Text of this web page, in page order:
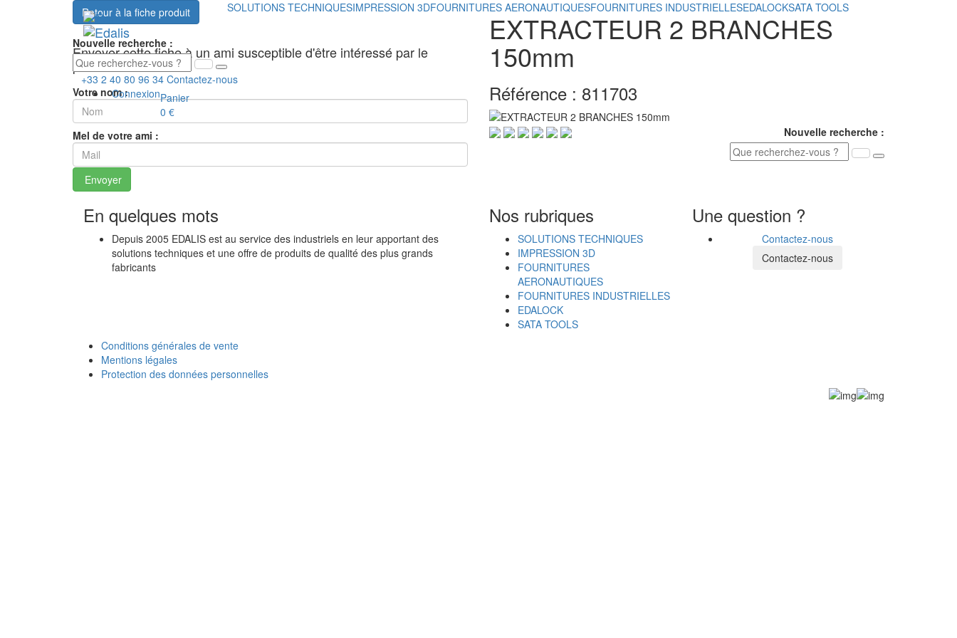
Nouvelle recherche :
+33 2 40 80 96 34 Contactez-nous
ConnexionPanier
0 €
SOLUTIONS TECHNIQUESIMPRESSION 3DFOURNITURES AERONAUTIQUESFOURNITURES INDUSTRIELLESEDALOCKSATA TOOLS
Nouvelle recherche :
Retour à la fiche produit
Envoyer cette fiche à un ami susceptible d'être intéressé par le
produit
Votre nom :
Mel de votre ami :
Envoyer
EXTRACTEUR 2 BRANCHES
150mm
Référence : 811703
En quelques mots
Depuis 2005 EDALIS est au service des industriels en leur apportant des
solutions techniques et une offre de produits de qualité des plus grands
fabricants
Nos rubriques
SOLUTIONS TECHNIQUES
IMPRESSION 3D
FOURNITURES
AERONAUTIQUES
FOURNITURES INDUSTRIELLES
EDALOCK
SATA TOOLS
Une question ?
Contactez-nous
Contactez-nous
Conditions générales de vente
Mentions légales
Protection des données personnelles